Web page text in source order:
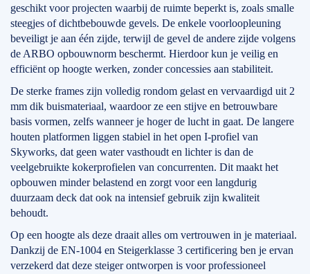
geschikt voor projecten waarbij de ruimte beperkt is, zoals smalle
steegjes of dichtbebouwde gevels. De enkele voorloopleuning
beveiligt je aan één zijde, terwijl de gevel de andere zijde volgens
de ARBO opbouwnorm beschermt. Hierdoor kun je veilig en
efficiënt op hoogte werken, zonder concessies aan stabiliteit.
De sterke frames zijn volledig rondom gelast en vervaardigd uit 2
mm dik buismateriaal, waardoor ze een stijve en betrouwbare
basis vormen, zelfs wanneer je hoger de lucht in gaat. De langere
houten platformen liggen stabiel in het open I-profiel van
Skyworks, dat geen water vasthoudt en lichter is dan de
veelgebruikte kokerprofielen van concurrenten. Dit maakt het
opbouwen minder belastend en zorgt voor een langdurig
duurzaam deck dat ook na intensief gebruik zijn kwaliteit
behoudt.
Op een hoogte als deze draait alles om vertrouwen in je materiaal.
Dankzij de EN-1004 en Steigerklasse 3 certificering ben je ervan
verzekerd dat deze steiger ontworpen is voor professioneel